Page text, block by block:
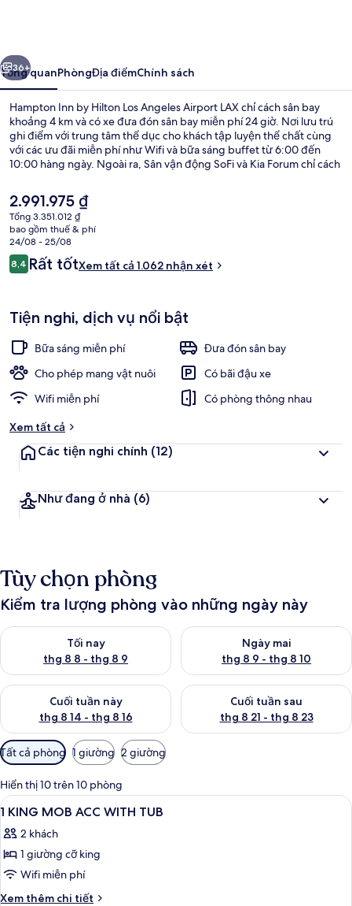
Los
Angeles
Airport
LAX
Tiếp
36+
Tổng quanPhòngĐịa điểmChính sách
Hampton Inn by Hilton Los Angeles Airport LAX chỉ cách sân bay
khoảng 4 km và có xe đưa đón sân bay miễn phí 24 giờ. Nơi lưu trú
ghi điểm với trung tâm thể dục cho khách tập luyện thể chất cùng
với các ưu đãi miễn phí như Wifi và bữa sáng buffet từ 6:00 đến
10:00 hàng ngày. Ngoài ra, Sân vận động SoFi và Kia Forum chỉ cách
tình và vị trí gần sân bay.
Giá
hiện
tại
là
2.991.975 ₫
2.991.975 ₫
Tổng 3.351.012 ₫
bao gồm thuế & phí
24/08 - 25/08
Nhận
xét
8,48,4 trên 10,
Rất tốtXem tất cả 1.062 nhận xét
Tiện nghi, dịch vụ nổi bật
Bữa sáng miễn phí
Đưa đón sân bay
Cho phép mang vật nuôi
Có bãi đậu xe
Wifi miễn phí
Có phòng thông nhau
Xem tất cả
Các tiện nghi chính (12)
Như đang ở nhà (6)
Tùy chọn phòng
Kiểm tra lượng phòng vào những ngày này
Tối nay
thg 8 8 - thg 8 9
Kiểm tra lượng phòng tối nay từ thg 8 8 - thg 8 9
Ngày mai
thg 8 9 - thg 8 10
Kiểm tra lượng phòng ngày
Cuối tuần này
thg 8 14 - thg 8 16
Kiểm tra lượng phòng cuối tuần này từ thg 8 14 - thg 8 16
Cuối tuần sau
thg 8 21 - thg 8 23
Kiểm tra lượng phòng cuối
Bộ
lọc
có
thể
dùng
để
lọc
tìm
phòng
Tất cả phòng 1 giường 2 giường
Hiển thị 10 trên 10 phòng
Xem
tất
cả
ảnh
1
KING
Bàn, khu vực làm việc phù hợp cho
16
1 KING MOB ACC WITH TUB
2 khách
1 giường cỡ king
Wifi miễn phí
Xem thêm chi tiết
Chi